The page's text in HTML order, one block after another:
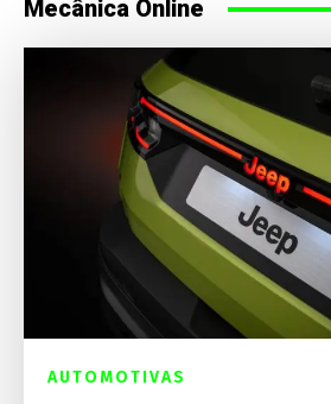
Mecânica Online
AUTOMOTIVAS